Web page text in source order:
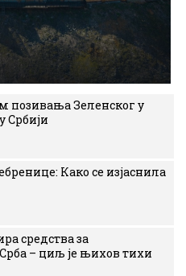
позивања Зеленског у
Србији
Како се изјаснила
средства за
– циљ је њихов тихи